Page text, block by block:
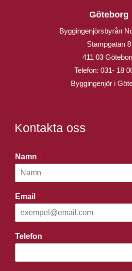
Göteborg
Byggingenjörsbyrån
Stampgatan 8
411 03
Telefon: 031- 18
Byggingenjör i
Kontakta oss
Namn *
Email *
Telefon *